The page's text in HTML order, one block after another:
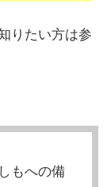
りたい方は参
もへの備